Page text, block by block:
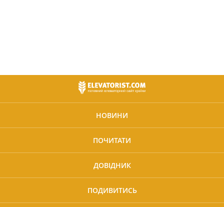
НОВИНИ
ПОЧИТАТИ
ДОВІДНИК
ПОДИВИТИСЬ